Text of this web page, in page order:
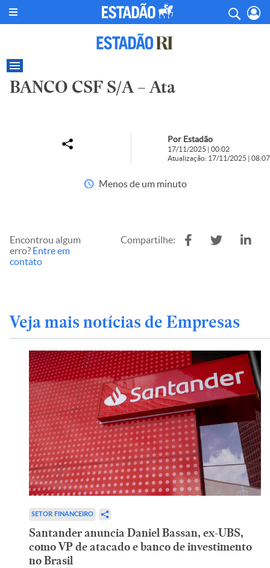
BANCO CSF S/A – Ata
Por Estadão
17/11/2025 | 00:02
Atualização: 17/11/2025 | 08:07
Menos de um minuto
Encontrou algum
erro? Entre em
contato
Compartilhe:
Veja mais notícias de Empresas
SETOR FINANCEIRO
Santander anuncia Daniel Bassan, ex-UBS,
como VP de atacado e banco de investimento
no Brasil